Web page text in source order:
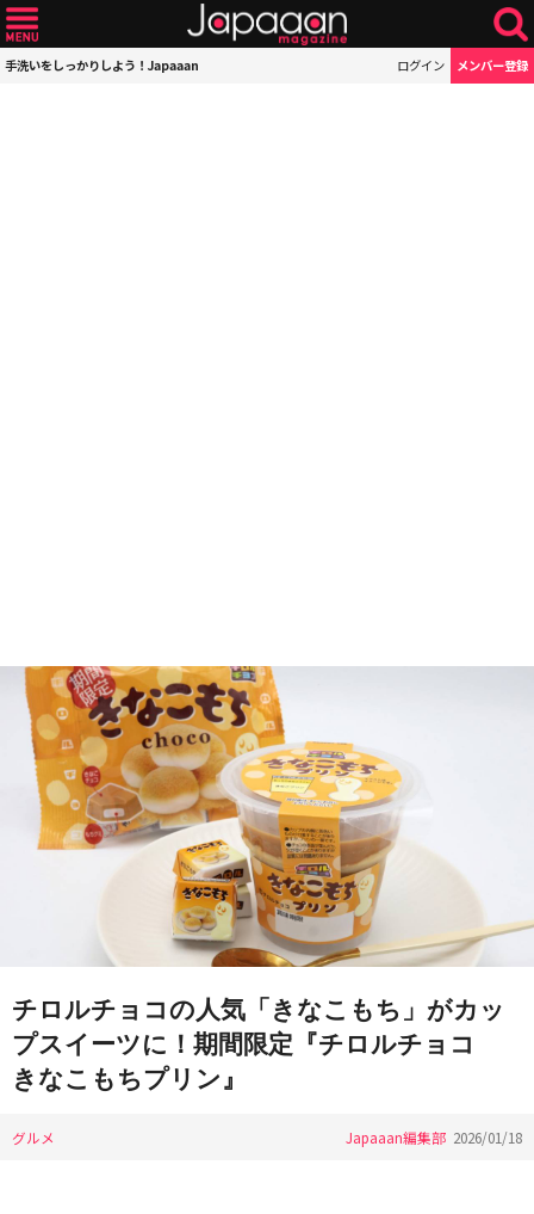
手洗いをしっかりしよう！Japaaan ログイン メンバー登録
チロルチョコの人気「きなこもち」がカッ
プスイーツに！期間限定『チロルチョコ
きなこもちプリン』
グルメ Japaaan編集部 2026/01/18